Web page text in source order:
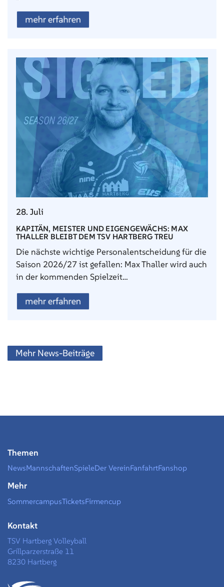
mehr erfahren
28. Juli
KAPITÄN, MEISTER UND EIGENGEWÄCHS: MAX
THALLER BLEIBT DEM TSV HARTBERG TREU
Die nächste wichtige Personalentscheidung für die
Saison 2026/27 ist gefallen: Max Thaller wird auch
in der kommenden Spielzeit…
mehr erfahren
Mehr News-Beiträge
Themen
NewsMannschaftenSpieleDer VereinFanfahrtFanshop
Mehr
SommercampusTicketsFirmencup
Kontakt
TSV Hartberg Volleyball
Grillparzerstraße 11
8230 Hartberg